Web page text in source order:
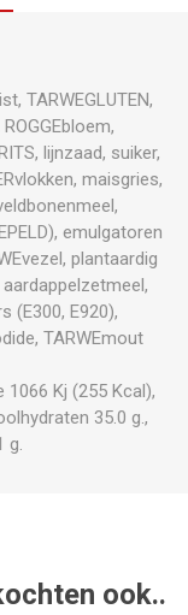
TARWEGLUTEN,
lijnzaad, suiker,
maisgries,
emulgatoren
plantaardig
(E300, E920),
TARWEmout
1066 Kj (255 Kcal),
35.0 g.,
g.
ook..